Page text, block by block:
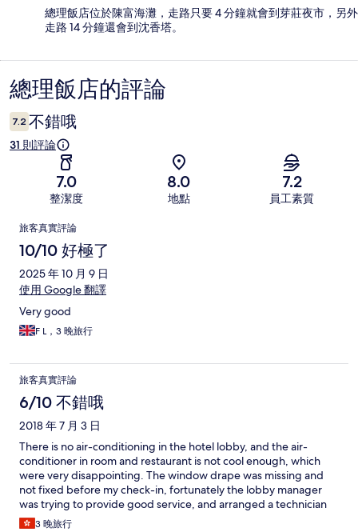
總理飯店位於陳富海灘，走路只要 4 分鐘就會到芽莊夜市，另外
走路 14 分鐘還會到沈香塔。
評
論
總理飯店的評論
7.2 不錯哦
31 則評論
7.0
整潔度
8.0
地點
7.2
員工素質
評
論
旅客真實評論
10/10 好極了
2025 年 10 月 9 日
使用 Google 翻譯
Very good
F L，3 晚旅行
旅客真實評論
6/10 不錯哦
2018 年 7 月 3 日
There is no air-conditioning in the hotel lobby, and the air-
conditioner in room and restaurant is not cool enough, which
were very disappointing. The window drape was missing and
not fixed before my check-in, fortunately the lobby manager
was trying to provide good service, and arranged a technician
to fix the drape the second day of my 3-day stay.
3 晚旅行